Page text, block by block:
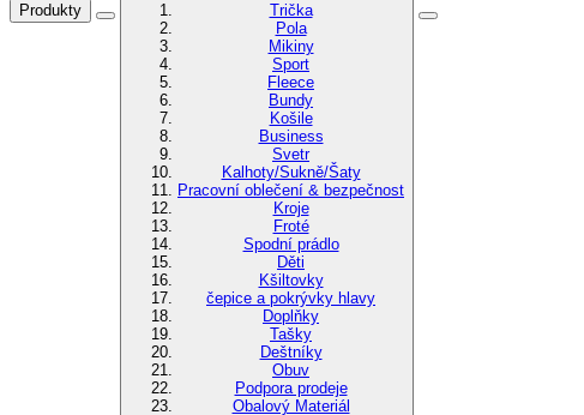
Produkty
Trička
Pola
Mikiny
Sport
Fleece
Bundy
Košile
Business
Svetr
Kalhoty/Sukně/Šaty
Pracovní oblečení & bezpečnost
Kroje
Froté
Spodní prádlo
Děti
Kšiltovky
čepice a pokrývky hlavy
Doplňky
Tašky
Deštníky
Obuv
Podpora prodeje
Obalový Materiál